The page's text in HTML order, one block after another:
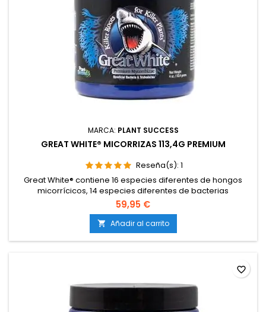
MARCA: PLANT SUCCESS
GREAT WHITE® MICORRIZAS 113,4G PREMIUM
Reseña(s): 1
Great White® contiene 16 especies diferentes de hongos
micorrícicos, 14 especies diferentes de bacterias
beneficiosas y 2 especies de trichoderma, todo en un solo
producto, ayudando a la colonización óptima de los
sistemas de raíces por parte de los hongos.
59,95 €
 Añadir al carrito
favorite_border